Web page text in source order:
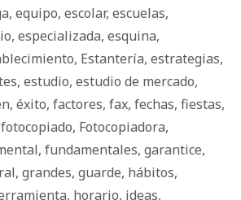
, equipo, escolar, escuelas,
, especializada, esquina,
, Estantería, estrategias,
, estudio, estudio de mercado,
, éxito, factores, fax, fechas, fiestas,
fotocopiado, Fotocopiadora,
, fundamentales, garantice,
, grandes, guarde, há­bi­tos,
, horario, ideas,